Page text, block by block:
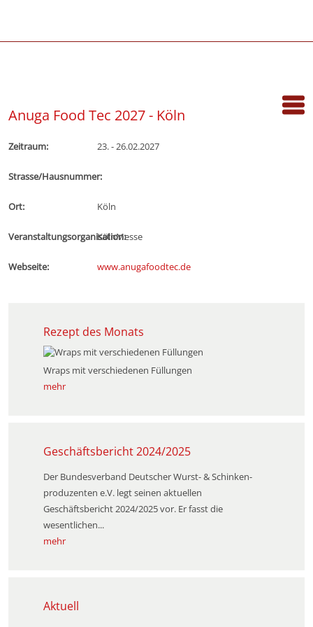
Anuga Food Tec 2027 - Köln
Zeitraum: 23. - 26.02.2027
Strasse/Hausnummer:
Ort: Köln
Veranstaltungsorganisation:
KölnMesse
Webseite: www.anugafoodtec.de
Rezept des Monats
Wraps mit verschiedenen Füllungen
mehr
Geschäftsbericht 2024/2025
Der Bundesverband Deutscher Wurst- & Schinken­
produzenten e.V. legt seinen aktuellen
Geschäftsbericht 2024/2025 vor. Er fasst die
wesentlichen...
mehr
Aktuell